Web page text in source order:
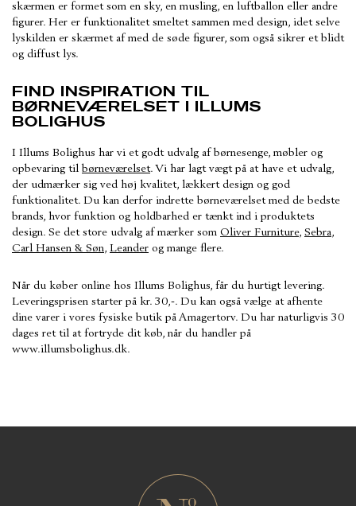
skærmen er formet som en sky, en musling, en luftballon eller andre
figurer. Her er funktionalitet smeltet sammen med design, idet selve
lyskilden er skærmet af med de søde figurer, som også sikrer et blidt
og diffust lys.
FIND INSPIRATION TIL
BØRNEVÆRELSET I ILLUMS
BOLIGHUS
I Illums Bolighus har vi et godt udvalg af børnesenge, møbler og
opbevaring til børneværelset. Vi har lagt vægt på at have et udvalg,
der udmærker sig ved høj kvalitet, lækkert design og god
funktionalitet. Du kan derfor indrette børneværelset med de bedste
brands, hvor funktion og holdbarhed er tænkt ind i produktets
design. Se det store udvalg af mærker som Oliver Furniture, Sebra,
Carl Hansen & Søn, Leander og mange flere.
Når du køber online hos Illums Bolighus, får du hurtigt levering.
Leveringsprisen starter på kr. 30,-. Du kan også vælge at afhente
dine varer i vores fysiske butik på Amagertorv. Du har naturligvis 30
dages ret til at fortryde dit køb, når du handler på
www.illumsbolighus.dk.